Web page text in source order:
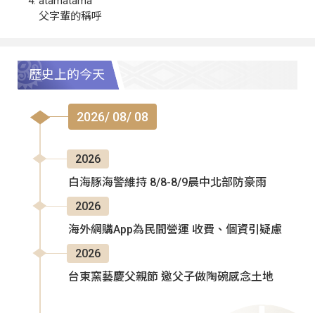
父字輩的稱呼
歷史上的今天
2026/ 08/ 08
2026
白海豚海警維持 8/8-8/9晨中北部防豪雨
2026
海外網購App為民間營運 收費、個資引疑慮
2026
台東窯藝慶父親節 邀父子做陶碗感念土地